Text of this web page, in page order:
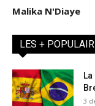
Malika N'Diaye
LES +
3